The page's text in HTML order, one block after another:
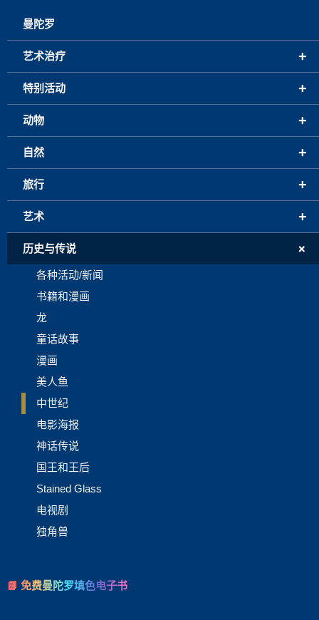
曼陀罗
+
艺术治疗
+
特别活动
+
动物
+
自然
+
旅行
+
艺术
+
历史与传说
各种活动/新闻
书籍和漫画
龙
童话故事
漫画
美人鱼
中世纪
电影海报
神话传说
国王和王后
Stained Glass
电视剧
独角兽
📘 免费曼陀罗填色电子书